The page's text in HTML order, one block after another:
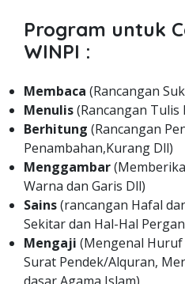
Program untuk
WINPI :
Membaca (Rancangan
Menulis(Rancangan
Berhitung (Rancangan
Penambahan,Kurang Dll)
Menggambar
Warna dan Garis Dll)
Sains(rancangan Hafal
Sekitar dan Hal-Hal
Mengaji (Mengenal
Surat Pendek/Alquran,